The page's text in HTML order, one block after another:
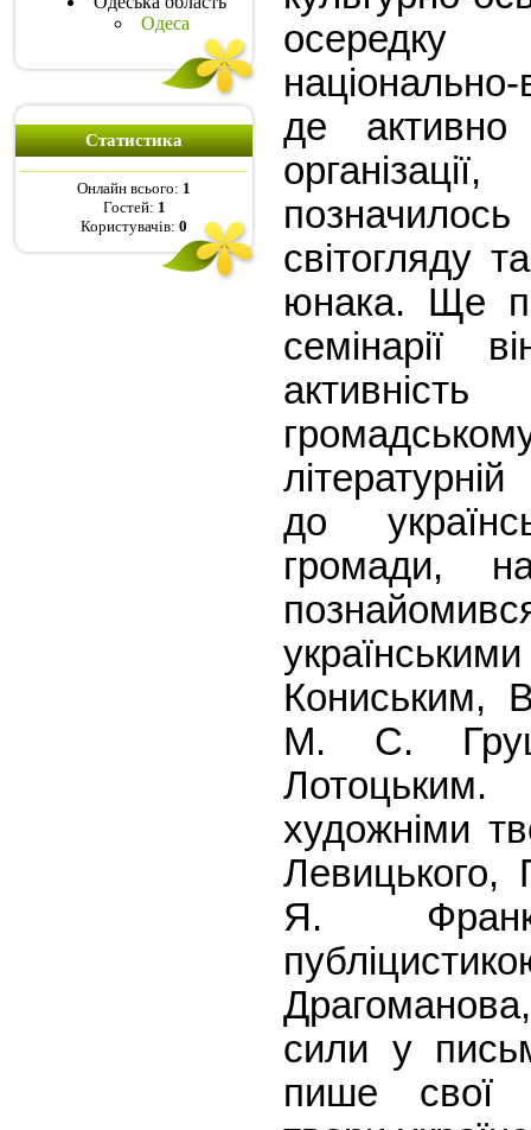
Одеса
Статистика
Онлайн всього: 1
Гостей: 1
Користувачів: 0
осередку
де активно
світогляду
юнака. Ще
семінарії
до
громади,
Кониським,
М. С.
художніми
Левицького,
Я.
сили у
пише свої